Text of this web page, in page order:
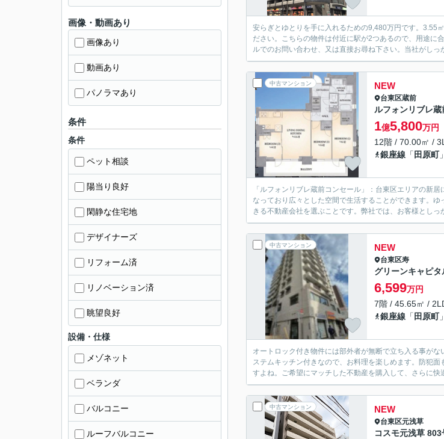
安らぎとゆとりを手に入れるための9,480万円です。3.55
ださい。こちらの物件は付近に駅が2つあるので、用途に
ルでのお問い合わせ、又は直接お尋ね下さい。当社がしっ
中古マンション NEW
台東区蔵前
ルフォンリブレ
1億5,800万円
12階 / 70.00㎡ /
銀座線 「 田原町
「ルフォンリブレ蔵前コンセール」：台東区エリアの新
なっており広々とした空間で生活することができます。
きる不動産会社を選ぶことです。弊社では、お客様とし
中古マンション NEW
台東区寿
グリーンキャピ
6,599万円
7階 / 45.65㎡ /
銀座線 「 田原町
オートロック付き物件には部外者が無断で立ち入る事が
ステムキッチン付きなので、お料理を楽しめます。防犯
すよね。ご希望にマッチした不動産を購入して、さらに快
中古マンション NEW
台東区元浅草
コスモ元浅草 803
画像・動画あり
画像あり
動画あり
パノラマあり
条件
条件
ペット相談
陽当り良好
閑静な住宅地
デザイナーズ
リフォーム済
リノベーション済
眺望良好
設備・仕様
メゾネット
ベランダ
バルコニー
ルーフバルコニー